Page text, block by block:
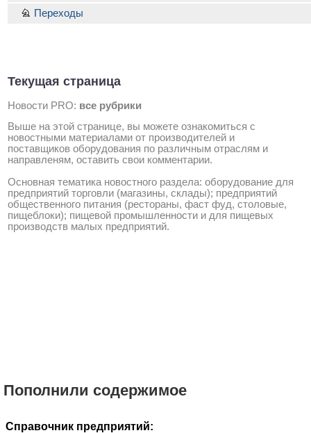
Текущая страница
Новости PRO: все рубрики
Выше на этой странице, вы можете ознакомиться с
новостными материалами от производителей и
поставщиков оборудования по различным отраслям и
направленям, оставить свои комментарии.
Основная тематика новостного раздела: оборудование для
предприятий торговли (магазины, склады); предприятий
общественного питания (рестораны, фаст фуд, столовые,
пищеблоки); пищевой промышленности и для пищевых
производств малых предприятий.
Переходы
Пополнили содержимое
Справочник предприятий: